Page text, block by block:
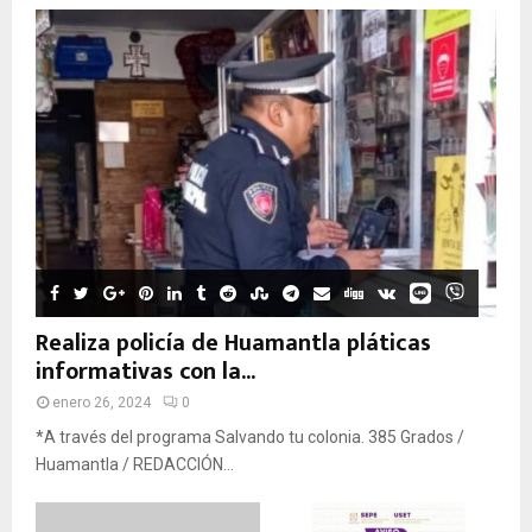
Realiza policía de Huamantla pláticas
informativas con la...
enero 26, 2024 0
*A través del programa Salvando tu colonia. 385 Grados /
Huamantla / REDACCIÓN...